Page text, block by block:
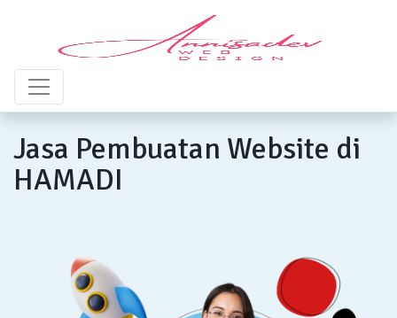
Jasa Pembuatan Website di
HAMADI